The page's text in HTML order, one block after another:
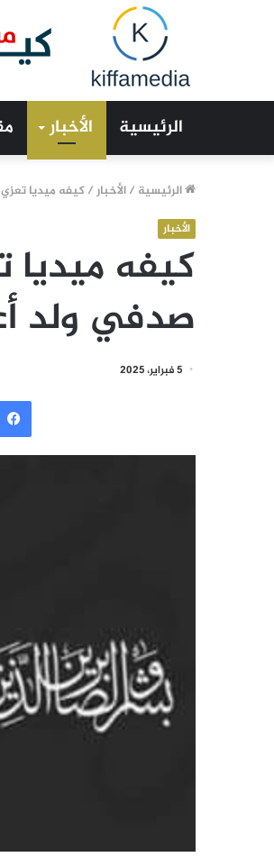
الرئيسية الأخبار
الرئيسية /الأخبار/كيفه ميديا
الأخبار
كيفه ميديا
صدفي ولد
5 فبراير، 2025